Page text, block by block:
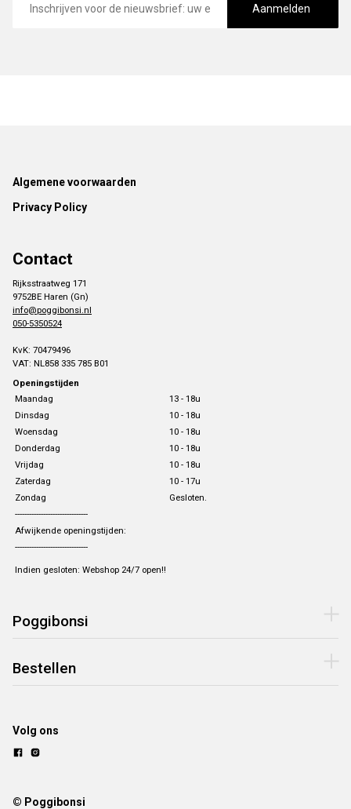
mailadres
Aanmelden
Footer
Algemene voorwaarden
Privacy Policy
Contact
Rijksstraatweg 171
9752BE Haren (Gn)
info@poggibonsi.nl
050-5350524
KvK: 70479496
VAT: NL858 335 785 B01
Openingstijden
Maandag
13 - 18u
Dinsdag
10 - 18u
Woensdag
10 - 18u
Donderdag
10 - 18u
Vrijdag
10 - 18u
Zaterdag
10 - 17u
Zondag
Gesloten.
-------------------------------
Afwijkende openingstijden:
-------------------------------
Indien gesloten: Webshop 24/7 open!!
Poggibonsi
Bestellen
Volg ons
© Poggibonsi